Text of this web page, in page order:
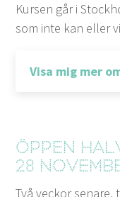
Kursen går i
som inte kan eller
Visa mig mer
Öppen
28
Två veck­or